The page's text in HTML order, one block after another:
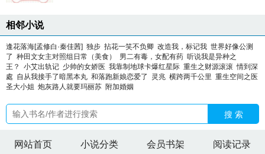
相邻小说
逢花落海[孟修白·秦佳茜] 独步 拈花一笑不负卿 改造我，标记我 世界好像公测
了 种田文女主对照组日常（美食） 男二有毒，女配有药 听说我是异种之
王？
小艾出轨记 少帅的女娇医 我靠制地球卡爆红星际 重生之财源滚滚 情到深
處 自从我接手了暗黑本丸 和落跑新娘恋爱了 灵兆 横跨两千公里 重生空间之医
圣大小姐 炮灰路人就要玛丽苏 附加婚姻
搜 索
网站首页 小说分类 会员书架 阅读记录